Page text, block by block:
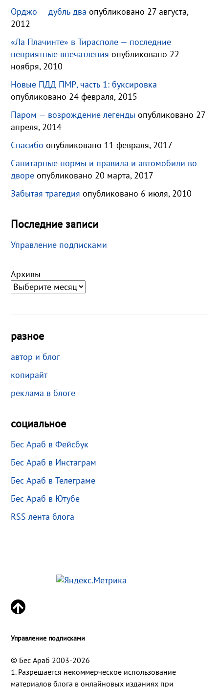
Орджо — дубль два опубликовано 27 августа,
2012
«Ла Плачинте» в Тирасполе — последние
неприятные впечатления опубликовано 22
ноября, 2010
Новые ПДД ПМР, часть 1: буксировка
опубликовано 24 февраля, 2015
Паром — возрождение легенды опубликовано 27
апреля, 2014
Спасибо опубликовано 11 февраля, 2017
Санитарные нормы и правила и автомобили во
дворе опубликовано 20 марта, 2017
Забытая трагедия опубликовано 6 июля, 2010
Последние записи
Управление подписками
Архивы
разное
автор и блог
копирайт
реклама в блоге
социальное
Бес Араб в Фейсбук
Бес Араб в Инстаграм
Бес Араб в Телеграме
Бес Араб в Ютубе
RSS лента блога
Управление подписками
© Бес Араб 2003-2026
1. Разрешается некоммерческое использование
материалов блога в онлайновых изданиях при